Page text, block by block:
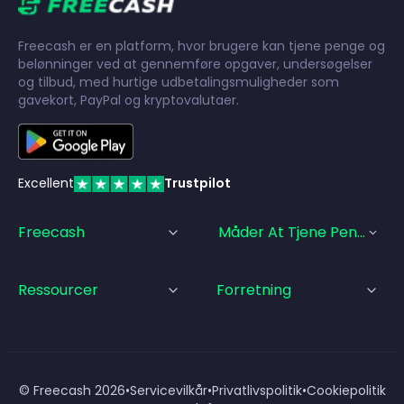
Freecash er en platform, hvor brugere kan tjene penge og
belønninger ved at gennemføre opgaver, undersøgelser
og tilbud, med hurtige udbetalingsmuligheder som
gavekort, PayPal og kryptovalutaer.
Excellent Trustpilot
Freecash Måder At Tjene Penge På
Ressourcer Forretning
© Freecash 2026•Servicevilkår•Privatlivspolitik•Cookiepolitik